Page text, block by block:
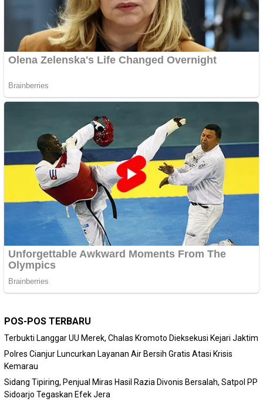
POS-POS TERBARU
Terbukti Langgar UU Merek, Chalas Kromoto Dieksekusi Kejari Jaktim
Polres Cianjur Luncurkan Layanan Air Bersih Gratis Atasi Krisis
Kemarau
Sidang Tipiring, Penjual Miras Hasil Razia Divonis Bersalah, Satpol PP
Sidoarjo Tegaskan Efek Jera